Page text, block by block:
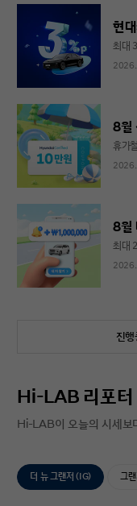
현
최대
8월
휴가
8월
최대
진행
Hi-LAB 리포터
Hi-LAB이 오늘의 시세보
더 뉴 그랜저 (IG) 그